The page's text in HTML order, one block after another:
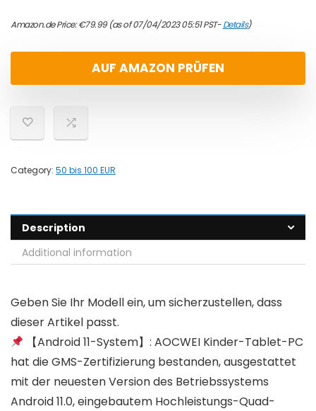
Amazon.de Price:€79.99(as of 07/04/2023 05:51 PST-Details)
AUF AMAZON PRÜFEN
Category: 50 bis 100 EUR
Description
Additional information
Geben Sie Ihr Modell ein, um sicherzustellen, dass
dieser Artikel passt.
【Android 11-System】: AOCWEI Kinder-Tablet-PC
hat die GMS-Zertifizierung bestanden, ausgestattet
mit der neuesten Version des Betriebssystems
Android 11.0, eingebautem Hochleistungs-Quad-